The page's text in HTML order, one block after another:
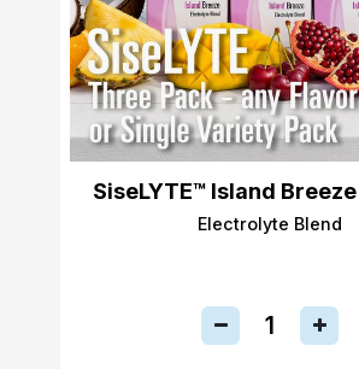
SiseLYTE™ Island
Electrolyte Blend